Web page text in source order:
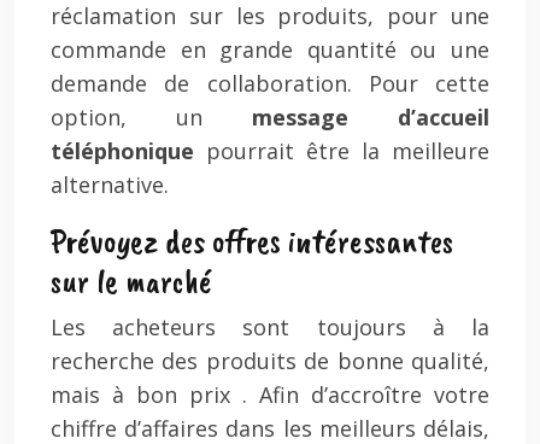
réclamation sur les produits, pour une
commande en grande quantité ou une
demande de collaboration. Pour cette
option, un message d’accueil
téléphonique pourrait être la meilleure
alternative.
Prévoyez des offres intéressantes
sur le marché
Les acheteurs sont toujours à la
recherche des produits de bonne qualité,
mais à bon prix . Afin d’accroître votre
chiffre d’affaires dans les meilleurs délais,